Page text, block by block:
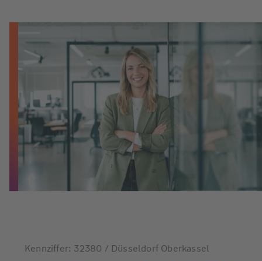
Kennziffer: 32380 / Düsseldorf Oberkassel